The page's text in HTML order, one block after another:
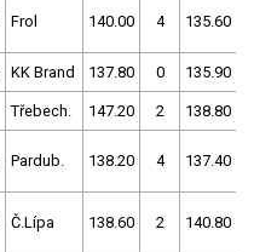
Frol 140.00 4 135.60
KK Brand 137.80 0 135.90
Třebech. 147.20 2 138.80
Pardub. 138.20 4 137.40
Č.Lípa 138.60 2 140.80